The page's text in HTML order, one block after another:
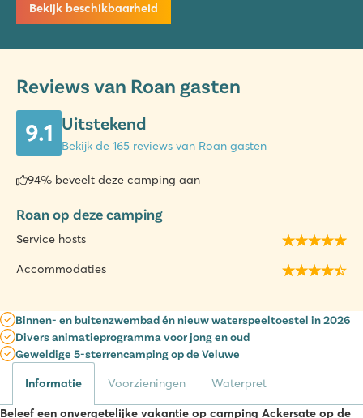
Bekijk beschikbaarheid
Reviews van Roan gasten
9.1 Uitstekend
Bekijk de 165 reviews van Roan gasten
94% beveelt deze camping aan
Roan op deze camping
Service hosts
Accommodaties
Binnen- en buitenzwembad én nieuw waterspeeltoestel in 2026
Divers animatieprogramma voor jong en oud
Geweldige 5-sterrencamping op de Veluwe
Informatie Voorzieningen Waterpret
Beleef een onvergetelijke vakantie op camping Ackersate op de